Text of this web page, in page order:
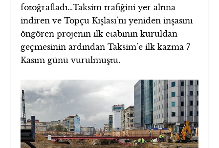
fotoğrafladı…Taksim trafiğini yer altına
indiren ve Topçu Kışlası’nı yeniden inşasını
öngören projenin ilk etabının kuruldan
geçmesinin ardından Taksim’e ilk kazma 7
Kasım günü vurulmuştu.